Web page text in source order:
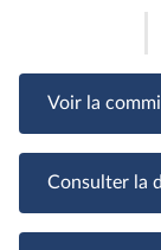
Voir la
Consulter la